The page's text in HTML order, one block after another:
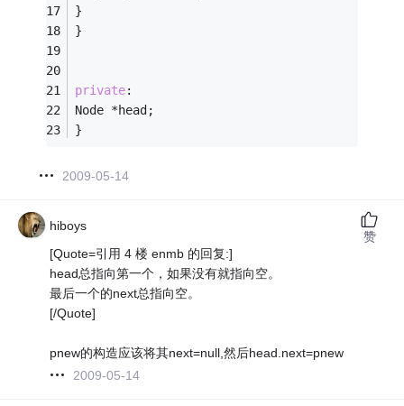
}
}
private:
Node *head;
}
2009-05-14
hiboys
[Quote=引用 4 楼 enmb 的回复:]
head总指向第一个，如果没有就指向空。
最后一个的next总指向空。
[/Quote]
pnew的构造应该将其next=null,然后head.next=pnew
2009-05-14
赞